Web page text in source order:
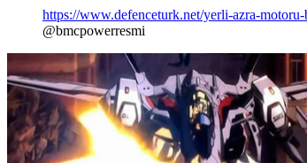
https://www.defenceturk.net/yerli-azra-
@bmcpowerresmi